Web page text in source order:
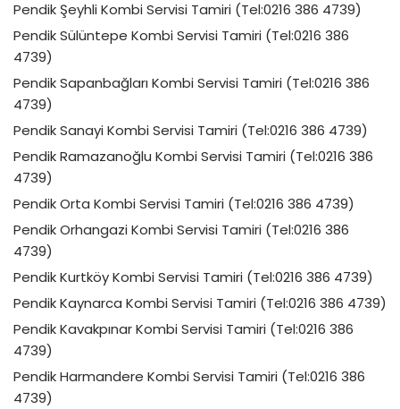
Pendik Şeyhli Kombi Servisi Tamiri (Tel:0216 386 4739)
Pendik Sülüntepe Kombi Servisi Tamiri (Tel:0216 386
4739)
Pendik Sapanbağları Kombi Servisi Tamiri (Tel:0216 386
4739)
Pendik Sanayi Kombi Servisi Tamiri (Tel:0216 386 4739)
Pendik Ramazanoğlu Kombi Servisi Tamiri (Tel:0216 386
4739)
Pendik Orta Kombi Servisi Tamiri (Tel:0216 386 4739)
Pendik Orhangazi Kombi Servisi Tamiri (Tel:0216 386
4739)
Pendik Kurtköy Kombi Servisi Tamiri (Tel:0216 386 4739)
Pendik Kaynarca Kombi Servisi Tamiri (Tel:0216 386 4739)
Pendik Kavakpınar Kombi Servisi Tamiri (Tel:0216 386
4739)
Pendik Harmandere Kombi Servisi Tamiri (Tel:0216 386
4739)